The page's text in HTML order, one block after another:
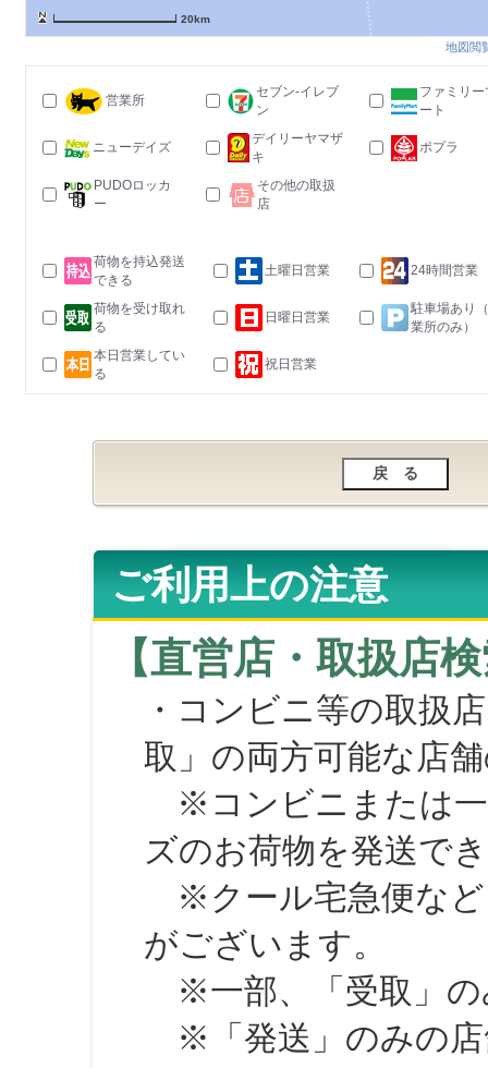
20km
地図閲
営業所
セブン-イレブ
ン
ファミリー
ート
ニューデイズ
デイリーヤマザ
キ
ポプラ
PUDOロッカ
ー
その他の取扱
店
荷物を持込発送
できる
土曜日営業 24時間営業
荷物を受け取れ
る
日曜日営業
駐車場あり
業所のみ）
本日営業してい
る
祝日営業
ご利用上の注意
【直営店・取扱店
・コンビニ等の取扱
取」の両方可能な店
※コンビニまたは一
ズのお荷物を発送で
※クール宅急便など
がございます。
※一部、「受取」の
※「発送」のみの店